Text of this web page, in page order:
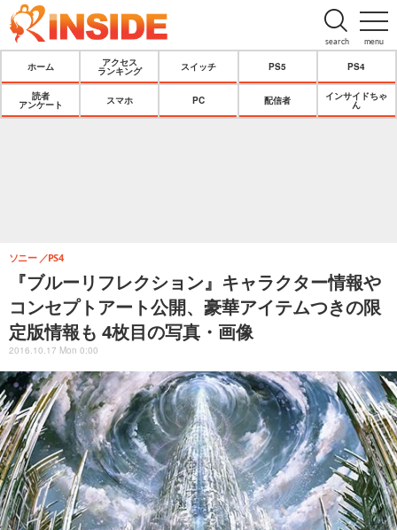
menu
search
ホーム
アクセス
ランキング
スイッチ PS5 PS4
読者
アンケート
スマホ PC 配信者
インサイドちゃ
ん
『ブルーリフレクション』キャラクター情報や
コンセプトアート公開、豪華アイテムつきの限
定版情報も 4枚目の写真・画像
ソニー PS4
2016.10.17 Mon 0:00